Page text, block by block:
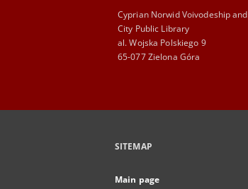
Cyprian Norwid Voivodeship and
City Public Library
al. Wojska Polskiego 9
65-077 Zielona Góra
SITEMAP
Main page